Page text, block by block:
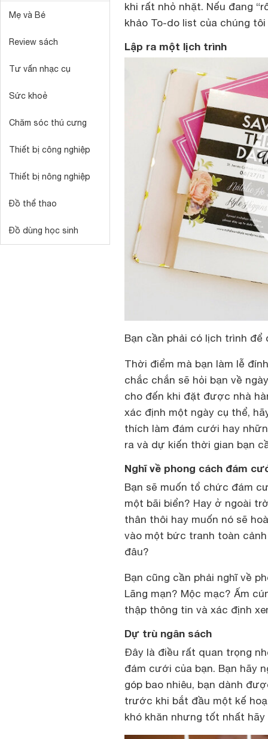
Mẹ và Bé
Review sách
Tư vấn nhạc cụ
Sức khoẻ
Chăm sóc thú cưng
Thiết bị công nghiệp
Thiết bị nông nghiệp
Đồ thể thao
Đồ dùng học sinh
khi rất nhỏ nhặt. Nếu đang
khảo To-do list của chúng tôi
Lập ra một lịch trình
Bạn cần phải có lịch trình
Thời điểm mà bạn làm lễ
chắc chắn sẽ hỏi bạn về
cho đến khi đặt được nhà
xác định một ngày cụ thể,
thích làm đám cưới hay
ra và dự kiến thời gian bạn
Nghĩ về phong cách đám
Bạn sẽ muốn tổ chức đám
một bãi biển? Hay ở ngoài
thân thôi hay muốn nó sẽ
vào một bức tranh toàn
đâu?
Bạn cũng cần phải nghĩ về
Lãng mạn? Mộc mạc? Ấm
thập thông tin và xác định
Dự trù ngân sách
Đây là điều rất quan trọng
đám cưới của bạn. Bạn hãy
góp bao nhiêu, bạn dành
trước khi bắt đầu một kế
khó khăn nhưng tốt nhất